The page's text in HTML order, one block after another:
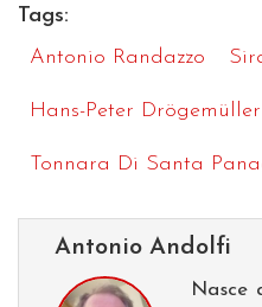
Tags:
Antonio Randazzo
Hans-Peter Drögemüller
Tonnara Di Santa
Antonio Andolfi
Nasce